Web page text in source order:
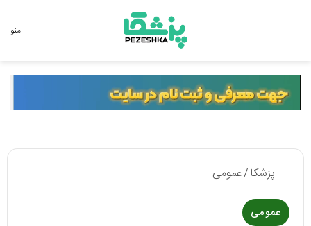
منو
پزشکا/عمومی
عمومی